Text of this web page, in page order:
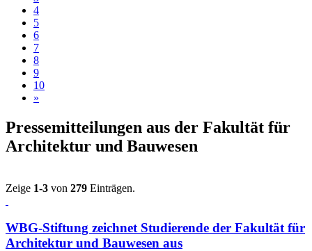
4
5
6
7
8
9
10
»
Pressemitteilungen aus der Fakultät für
Architektur und Bauwesen
Zeige 1-3 von 279 Einträgen.
WBG-Stiftung zeichnet Studierende der Fakultät für
Architektur und Bauwesen aus